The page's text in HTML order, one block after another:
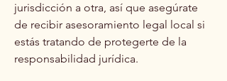
jurisdicción a otra, así que asegúrate
de recibir asesoramiento legal local si
estás tratando de protegerte de la
responsabilidad jurídica.